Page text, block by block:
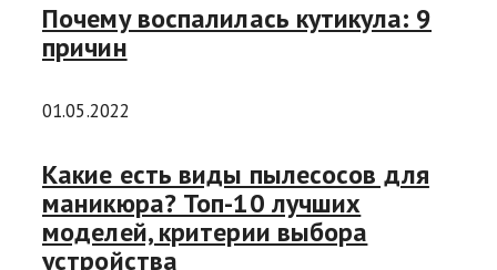
Почему воспалилась кутикула: 9
причин
01.05.2022
Какие есть виды пылесосов для
маникюра? Топ-10 лучших
моделей, критерии выбора
устройства